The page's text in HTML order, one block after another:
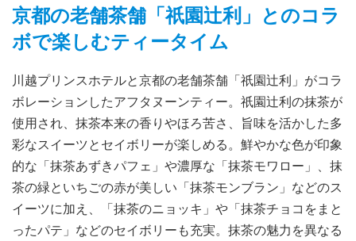
京都の老舗茶舗「祇園辻利」とのコラ
ボで楽しむティータイム
川越プリンスホテルと京都の老舗茶舗「祇園辻利」がコラ
ボレーションしたアフタヌーンティー。祇園辻利の抹茶が
使用され、抹茶本来の香りやほろ苦さ、旨味を活かした多
彩なスイーツとセイボリーが楽しめる。鮮やかな色が印象
的な「抹茶あずきパフェ」や濃厚な「抹茶モワロー」、抹
茶の緑といちごの赤が美しい「抹茶モンブラン」などのス
イーツに加え、「抹茶のニョッキ」や「抹茶チョコをまと
ったパテ」などのセイボリーも充実。抹茶の魅力を異なる